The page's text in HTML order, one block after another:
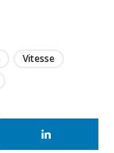
Vitesse